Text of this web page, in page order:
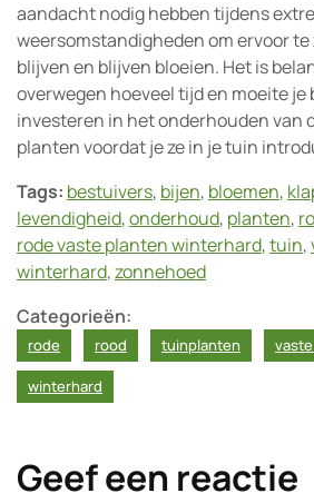
aandacht nodig hebben tijdens
weersomstandigheden om ervoor te
blijven en blijven bloeien. Het is
overwegen hoeveel tijd en moeite je
investeren in het onderhouden van
planten voordat je ze in je tuin
Tags: bestuivers, bijen, bloemen,
levendigheid,onderhoud, planten,
rode vaste planten winterhard,tuin,
winterhard,zonnehoed
Categorieën:
rode rood tuinplanten
winterhard
Geef een reactie